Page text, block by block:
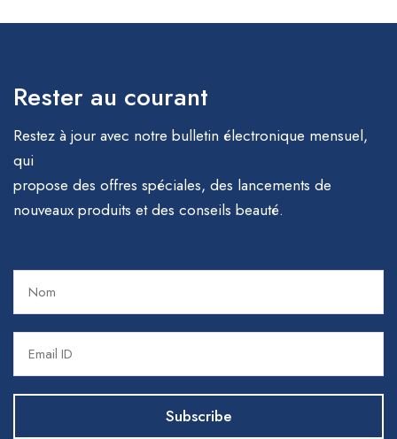
Rester au courant
Restez à jour avec notre bulletin électronique mensuel,
qui
propose des offres spéciales, des lancements de
nouveaux produits et des conseils beauté.